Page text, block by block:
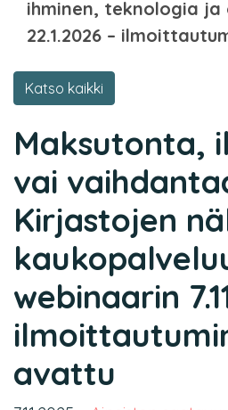
ihminen, teknologia ja
22.1.2026 –
Katso kaikki
Maksutonta,
vai
Kirjastojen
webinaarin
avattu